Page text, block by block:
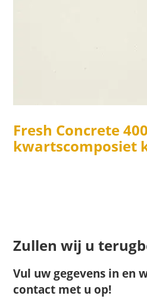
Fresh Concrete
kwartscomposiet
Zullen wij u
Vul uw gegevens in en
contact met u op!